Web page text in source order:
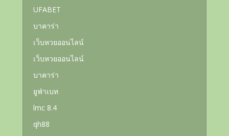
UFABET
บาคาร่า
เว็บหวยออนไลน์
เว็บหวยออนไลน์
บาคาร่า
ยูฟ่าเบท
lmc 8.4
qh88